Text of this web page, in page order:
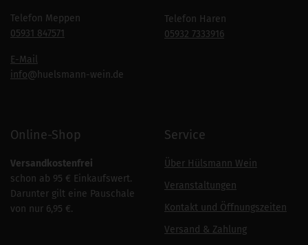
Telefon Meppen
05931 847571
E-Mail
info@huelsmann-wein.de
Telefon Haren
05932 7333916
Online-Shop
Versandkostenfrei
schon ab 95 € Einkaufswert.
Darunter gilt eine Pauschale
von nur 6,95 €.
Service
Über Hülsmann Wein
Veranstaltungen
Kontakt und Öffnungszeiten
Versand & Zahlung